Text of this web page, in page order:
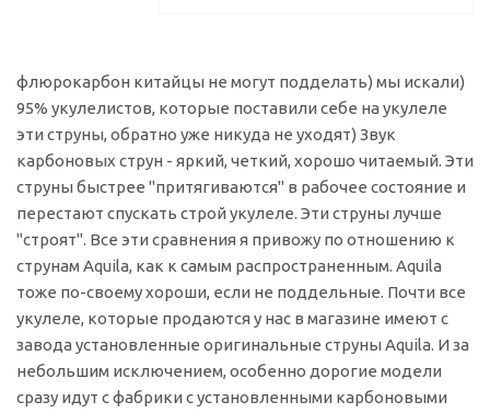
флюрокарбон китайцы не могут подделать) мы искали)
95% укулелистов, которые поставили себе на укулеле
эти струны, обратно уже никуда не уходят) Звук
карбоновых струн - яркий, четкий, хорошо читаемый. Эти
струны быстрее "притягиваются" в рабочее состояние и
перестают спускать строй укулеле. Эти струны лучше
"строят". Все эти сравнения я привожу по отношению к
струнам Aquila, как к самым распространенным. Aquila
тоже по-своему хороши, если не поддельные. Почти все
укулеле, которые продаются у нас в магазине имеют с
завода установленные оригинальные струны Aquila. И за
небольшим исключением, особенно дорогие модели
сразу идут с фабрики с установленными карбоновыми